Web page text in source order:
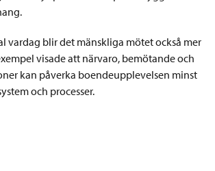
vardag blir det mänskliga mötet också mer
visade att närvaro, bemötande och
kan påverka boendeupplevelsen minst
och processer.